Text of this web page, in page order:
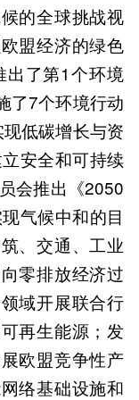
的全球挑战视
盟经济的绿色
出了第1个环境
了7个环境行动
低碳增长与资
安全和可持续
会推出《2050
气候中和的目
、交通、工业
零排放经济过
域开展联合行
再生能源；发
欧盟竞争性产
络基础设施和